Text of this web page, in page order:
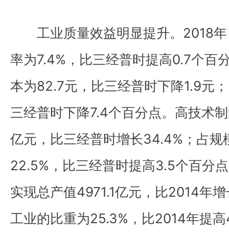
工业质量效益明显提升。2018年
率为7.4%，比三经普时提高0.7个百
本为82.7元，比三经普时下降1.9元
三经普时下降7.4个百分点。高技术
亿元，比三经普时增长34.4%；占规
22.5%，比三经普时提高3.5个百分
实现总产值4971.1亿元，比2014年增
工业的比重为25.3%，比2014年提